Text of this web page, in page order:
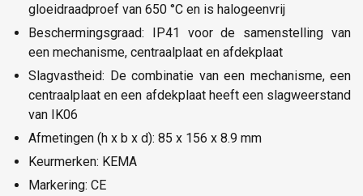
gloeidraadproef van 650 °C en is halogeenvrij
Beschermingsgraad: IP41 voor de samenstelling van
een mechanisme, centraalplaat en afdekplaat
Slagvastheid: De combinatie van een mechanisme, een
centraalplaat en een afdekplaat heeft een slagweerstand
van IK06
Afmetingen (h x b x d): 85 x 156 x 8.9 mm
Keurmerken: KEMA
Markering: CE